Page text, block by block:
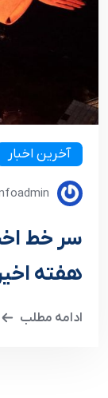
آخرین اخبار
سر خط
هفته
ادامه مطلب